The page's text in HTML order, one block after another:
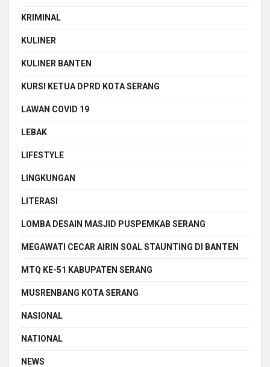
KRIMINAL
KULINER
KULINER BANTEN
KURSI KETUA DPRD KOTA SERANG
LAWAN COVID 19
LEBAK
LIFESTYLE
LINGKUNGAN
LITERASI
LOMBA DESAIN MASJID PUSPEMKAB SERANG
MEGAWATI CECAR AIRIN SOAL STAUNTING DI BANTEN
MTQ KE-51 KABUPATEN SERANG
MUSRENBANG KOTA SERANG
NASIONAL
NATIONAL
NEWS